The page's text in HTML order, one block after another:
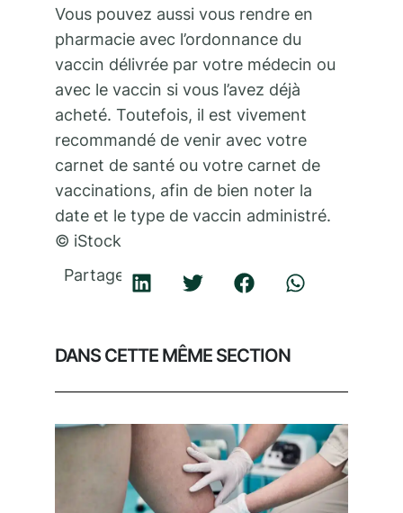
Vous pouvez aussi vous rendre en
pharmacie avec l’ordonnance du
vaccin délivrée par votre médecin ou
avec le vaccin si vous l’avez déjà
acheté. Toutefois, il est vivement
recommandé de venir avec votre
carnet de santé ou votre carnet de
vaccinations, afin de bien noter la
date et le type de vaccin administré.
© iStock
Partager
DANS CETTE MÊME SECTION